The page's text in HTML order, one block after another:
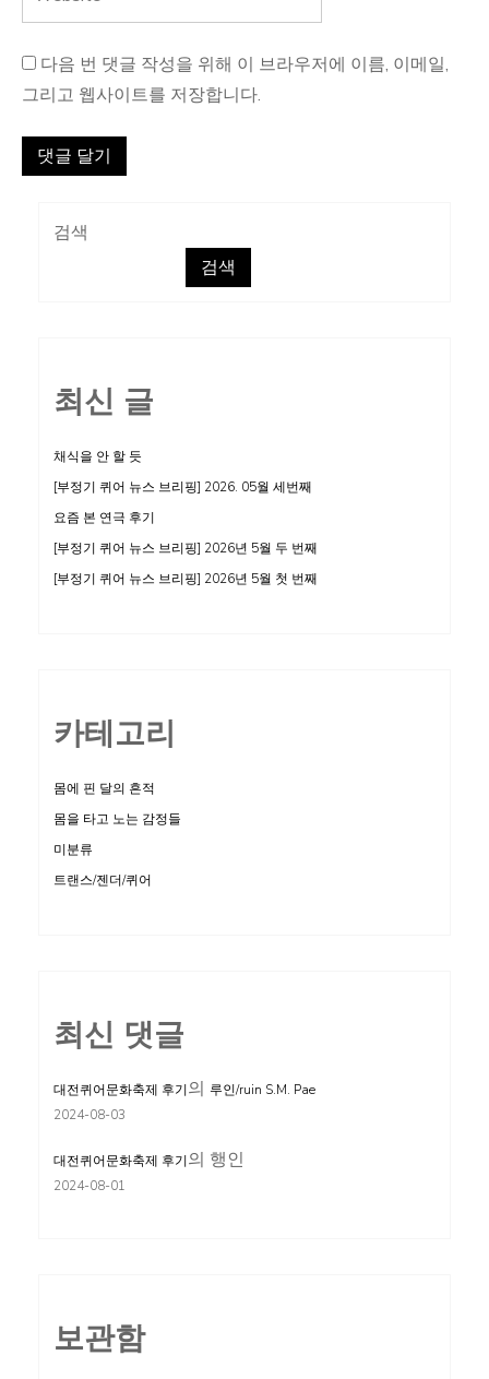
다음 번 댓글 작성을 위해 이 브라우저에 이름, 이메일,
그리고 웹사이트를 저장합니다.
검색
검색
최신 글
채식을 안 할 듯
[부정기 퀴어 뉴스 브리핑] 2026. 05월 세번째
요즘 본 연극 후기
[부정기 퀴어 뉴스 브리핑] 2026년 5월 두 번째
[부정기 퀴어 뉴스 브리핑] 2026년 5월 첫 번째
카테고리
몸에 핀 달의 흔적
몸을 타고 노는 감정들
미분류
트랜스/젠더/퀴어
최신 댓글
대전퀴어문화축제 후기의 루인/ruin S.M. Pae
2024-08-03
대전퀴어문화축제 후기의 행인
2024-08-01
보관함